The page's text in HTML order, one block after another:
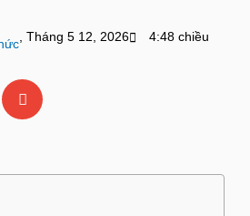
, Tháng 5 12, 2026 4:48 chiều